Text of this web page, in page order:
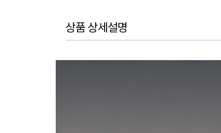
상품 상세설명